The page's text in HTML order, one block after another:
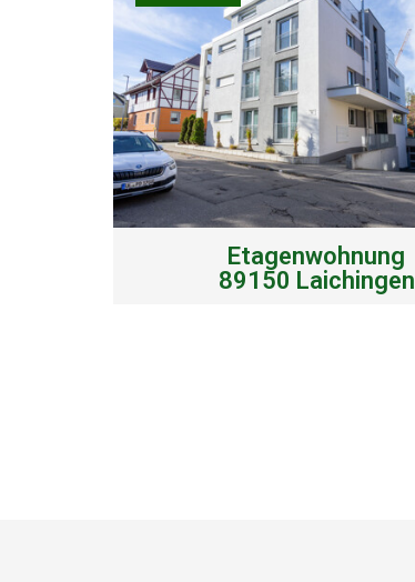
Etagenwohnung
89150 Laichingen